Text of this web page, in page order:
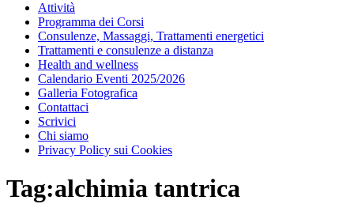
Attività
Programma dei Corsi
Consulenze, Massaggi, Trattamenti energetici
Trattamenti e consulenze a distanza
Health and wellness
Calendario Eventi 2025/2026
Galleria Fotografica
Contattaci
Scrivici
Chi siamo
Privacy Policy sui Cookies
Tag:alchimia tantrica